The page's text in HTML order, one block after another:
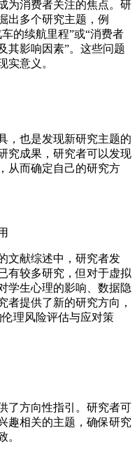
为消费者关注的焦点。研
出多个研究主题，例
的续航里程”或“消费者
其影响因素”。这些问题
实意义。
，也是发现新研究主题的
究成果，研究者可以发现
从而确定自己的研究方
文献综述中，研究者发
有较多研究，但对于虚拟
学生心理的影响、数据隐
者提供了新的研究方向，
理风险评估与应对策
了方向性指引。研究者可
趣相关的主题，确保研究
。